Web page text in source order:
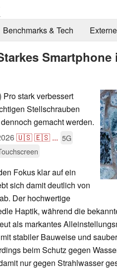
Benchmarks & Tech
Smartphone
Pro stark verbessert
Stellschrauben
gemacht werden.
🇺🇸🇪🇸 ... 5G
Fokus klar auf ein
sich damit deutlich von
Der hochwertige
Haptik, während die
als markantes
stabiler Bauweise und
beim Schutz gegen
nur gegen Strahlwasser